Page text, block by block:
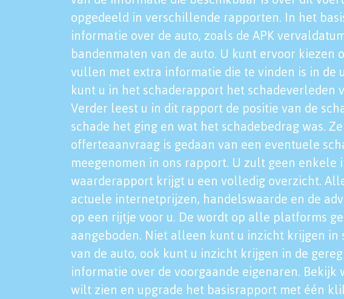
opgedeeld in verschillende rapporten. In het
informatie over de auto, zoals de APK
bandenmaten van de auto. U kunt ervoor kiezen
vullen met extra informatie die te vinden is in de
kunt u in het schaderapport het schadeverleden
Verder leest u in dit rapport de positie van de
schade het ging en wat het schadebedrag was.
offerteaanvraag is gedaan van een eventuele
meegenomen in ons rapport. U zult geen enkele
waarderapport krijgt u een volledig overzicht.
actuele internetprijzen, handelswaarde en de
op een rijtje voor u. De wordt op alle platforms
aangeboden. Niet alleen kunt u inzicht krijgen in
van de auto, ook kunt u inzicht krijgen in de
informatie over de voorgaande eigenaren.
wilt zien en upgrade het basisrapport met één